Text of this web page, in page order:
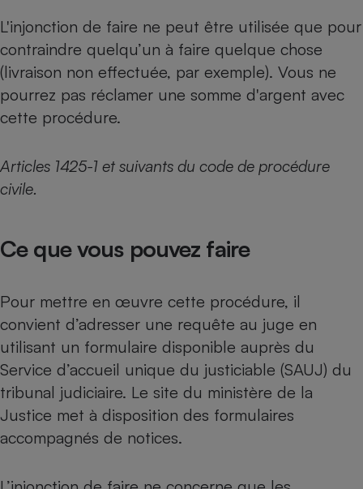
L'injonction de faire ne peut être utilisée que pour
contraindre quelqu’un à faire quelque chose
(livraison non effectuée, par exemple). Vous ne
pourrez pas réclamer une somme d'argent avec
cette procédure.
Articles 1425-1 et suivants du code de procédure
civile.
Ce que vous pouvez faire
Pour mettre en œuvre cette procédure, il
convient d’adresser une requête au juge en
utilisant un formulaire disponible auprès du
Service d’accueil unique du justiciable (SAUJ) du
tribunal judiciaire. Le site du ministère de la
Justice met à disposition des formulaires
accompagnés de notices.